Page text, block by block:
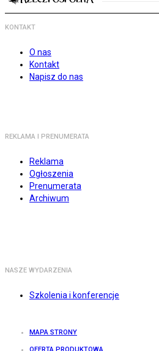
KONTAKT
O nas
Kontakt
Napisz do nas
REKLAMA I PRENUMERATA
Reklama
Ogłoszenia
Prenumerata
Archiwum
NASZE WYDARZENIA
Szkolenia i konferencje
MAPA STRONY